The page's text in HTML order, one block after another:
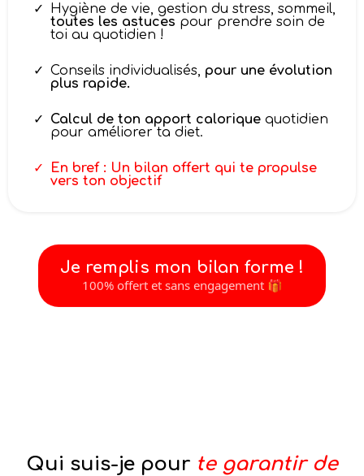
Hygiène de vie, gestion du stress, sommeil,
toutes les astuces pour prendre soin de
toi au quotidien !
Conseils individualisés, pour une évolution
plus rapide.
Calcul de ton apport calorique quotidien
pour améliorer ta diet.
En bref : Un bilan offert qui te propulse
vers ton objectif
Je remplis mon bilan forme !
100% offert et sans engagement 🎁
Qui suis-je pour te garantir de